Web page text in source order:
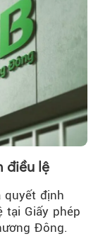
điều lệ
quyết định
tại Giấy phép
Đông.